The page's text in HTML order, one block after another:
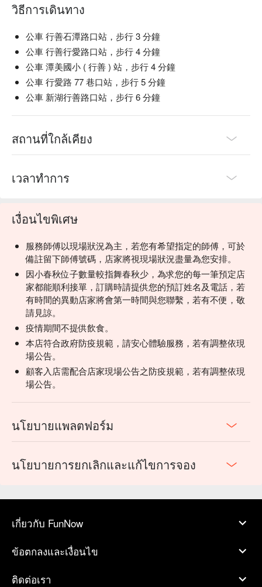
วิธีการเดินทาง
公車 行善石潭路口站，步行 3 分鐘
公車 行善行愛路口站，步行 4 分鐘
公車 潭美國小 ( 行善 ) 站，步行 4 分鐘
公車 行愛路 77 巷口站，步行 5 分鐘
公車 新湖行善路口站，步行 6 分鐘
สถานที่ใกล้เคียง
เวลาทำการ
เงื่อนไขพิเศษ
服務師傅以現場狀況為主，若您有希望指定的師傅，可於
備註留下師傅號碼，店家將視現場狀況盡量為您安排。
因小春秋位子數量較指舞春秋少，為求您的每一筆預定店
家都能順利接單，訂購時請提供您的預訂姓名及電話，若
有時間的異動店家將會第一時間與您聯繫，若有不便，敬
請見諒。
疫情期間不提供飲食。
本店符合政府防疫規範，請安心體驗服務，若有調整依現
場公告。
顧客入店需配合店家現場公告之防疫規範，若有調整依現
場公告。
นโยบายแพลตฟอร์ม
นโยบายการยกเลิกและแก้ไขการจอง
เกี่ยวกับ FunNow
ข้อตกลงและเงื่อนไข
ติดต่อเรา